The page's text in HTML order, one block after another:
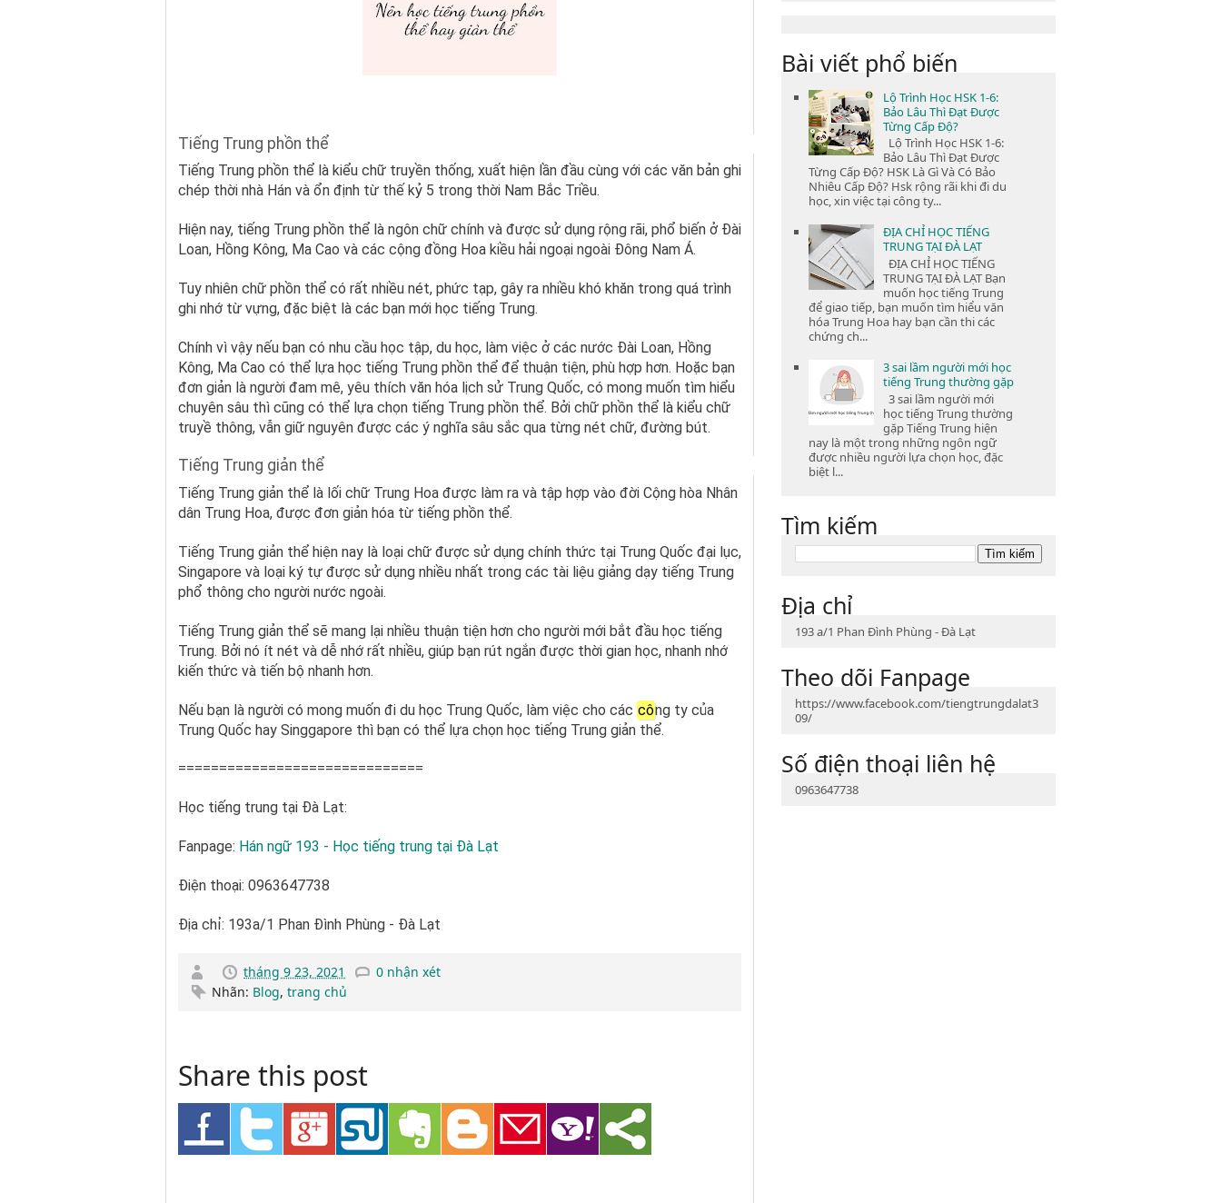
Tiếng Trung phồn thể
Tiếng Trung phồn thể là kiểu chữ truyền thống, xuất hiện lần đầu cùng với các văn bản ghi
chép thời nhà Hán và ổn định từ thế kỷ 5 trong thời Nam Bắc Triều.
Hiện nay, tiếng Trung phồn thể là ngôn chữ chính và được sử dụng rộng rãi, phổ biến ở Đài
Loan, Hồng Kông, Ma Cao và các cộng đồng Hoa kiều hải ngoại ngoài Đông Nam Á.
Tuy nhiên chữ phồn thể có rất nhiều nét, phức tạp, gây ra nhiều khó khăn trong quá trình
ghi nhớ từ vựng, đặc biệt là các bạn mới học tiếng Trung.
Chính vì vậy nếu bạn có nhu cầu học tập, du học, làm việc ở các nước Đài Loan, Hồng
Kông, Ma Cao có thể lựa học tiếng Trung phồn thể để thuận tiện, phù hợp hơn. Hoặc bạn
đơn giản là người đam mê, yêu thích văn hóa lịch sử Trung Quốc, có mong muốn tìm hiểu
chuyên sâu thì cũng có thể lựa chọn tiếng Trung phồn thể. Bởi chữ phồn thể là kiểu chữ
truyề thông, vẫn giữ nguyên được các ý nghĩa sâu sắc qua từng nét chữ, đường bút.
Tiếng Trung giản thể
Tiếng Trung giản thể là lối chữ Trung Hoa được làm ra và tập hợp vào đời Cộng hòa Nhân
dân Trung Hoa, được đơn giản hóa từ tiếng phồn thể.
Tiếng Trung giản thể hiện nay là loại chữ được sử dụng chính thức tại Trung Quốc đại lục,
Singapore và loại ký tự được sử dụng nhiều nhất trong các tài liệu giảng dạy tiếng Trung
phổ thông cho người nước ngoài.
Tiếng Trung giản thể sẽ mang lại nhiều thuận tiện hơn cho người mới bắt đầu học tiếng
Trung. Bởi nó ít nét và dễ nhớ rất nhiều, giúp bạn rút ngắn được thời gian học, nhanh nhớ
kiến thức và tiến bộ nhanh hơn.
Nếu bạn là người có mong muốn đi du học Trung Quốc, làm việc cho các công ty của
Trung Quốc hay Singgapore thì bạn có thể lựa chọn học tiếng Trung giản thể.
==============================
Học tiếng trung tại Đà Lạt:
Fanpage: Hán ngữ 193 - Học tiếng trung tại Đà Lạt
Điện thoại: 0963647738
Địa chỉ: 193a/1 Phan Đình Phùng - Đà Lạt
tháng 9 23, 2021
0 nhận xét
Nhãn: Blog, trang chủ
Share this post
Bài viết phổ biến
Lộ Trình Học HSK 1-6:
Bảo Lâu Thì Đạt Được
Từng Cấp Độ?
Lộ Trình Học HSK 1-6:
Bảo Lâu Thì Đạt Được
Từng Cấp Độ? HSK Là Gì Và Có Bảo
Nhiêu Cấp Độ? Hsk rộng rãi khi đi du
học, xin việc tại công ty...
ĐỊA CHỈ HỌC TIẾNG
TRUNG TẠI ĐÀ LẠT
ĐỊA CHỈ HỌC TIẾNG
TRUNG TẠI ĐÀ LẠT Bạn
muốn học tiếng Trung
để giao tiếp, bạn muốn tìm hiểu văn
hóa Trung Hoa hay bạn cần thi các
chứng ch...
3 sai lầm người mới học
tiếng Trung thường gặp
3 sai lầm người mới
học tiếng Trung thường
gặp Tiếng Trung hiện
nay là một trong những ngôn ngữ
được nhiều người lựa chọn học, đặc
biệt l...
Tìm kiếm
Địa chỉ
193 a/1 Phan Đình Phùng - Đà Lạt
Theo dõi Fanpage
https://www.facebook.com/tiengtrungdalat3
09/
Số điện thoại liên hệ
0963647738